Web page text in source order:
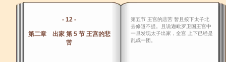
- 12 -
第二章 出家 第 5 节 王宫的悲
苦
第五节 王宫的悲苦 暂且按下太子北
去修道不提。且说迦毗罗卫国王宫中
一旦发现太子出家，全宫 上下已经是
乱成一团。